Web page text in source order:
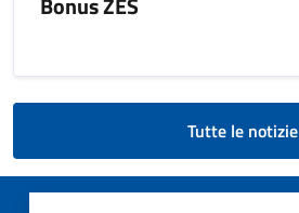
Tutte le notizie